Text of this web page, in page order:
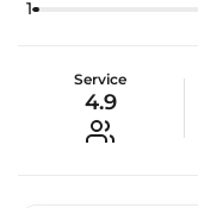
1
Service
4.9